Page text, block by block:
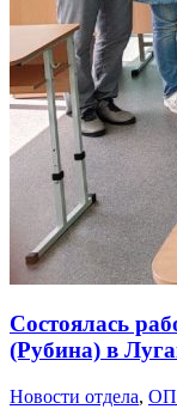
Состоялась
(Рубина) в
Новости отдела,